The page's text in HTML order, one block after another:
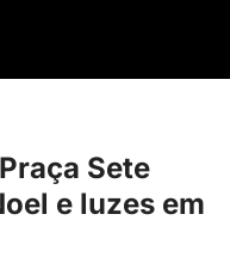
Sete
e luzes em